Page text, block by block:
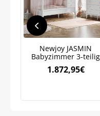
Newjoy JASMIN
Babyzimmer 3-teilig
1.872,95€
Bleiben Sie auf
Neuigkeiten
Weitere Informationen
Datenschutzrichtlinie.